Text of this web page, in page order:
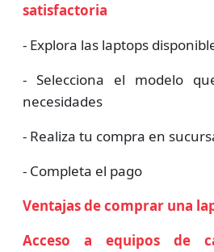
satisfactoria
- Explora las laptops
- Selecciona el modelo
necesidades
- Realiza tu compra en
- Completa el pago
Ventajas de comprar una
Acceso a equipos de